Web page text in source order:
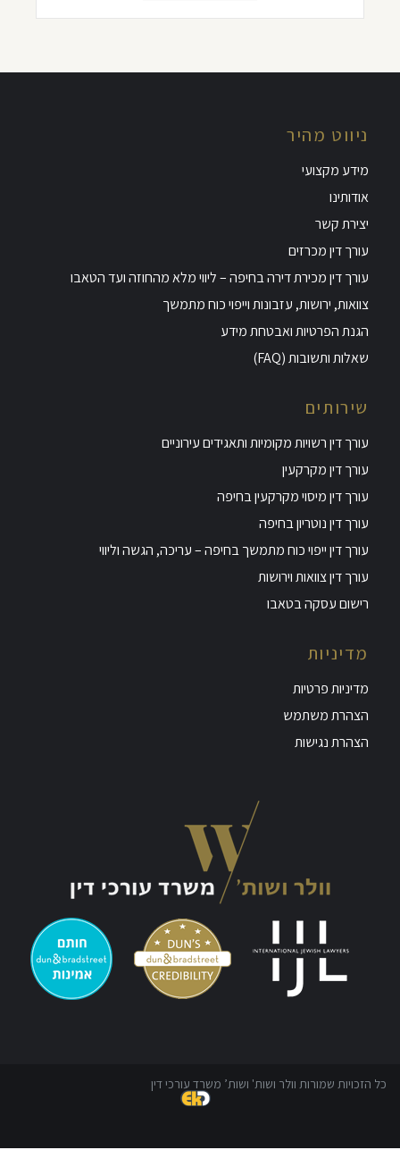
ניווט מהיר
מידע מקצועי
אודותינו
יצירת קשר
עורך דין מכרזים
עורך דין מכירת דירה בחיפה – ליווי מלא מהחוזה ועד הטאבו
צוואות, ירושות, עזבונות וייפוי כוח מתמשך
הגנת הפרטיות ואבטחת מידע
שאלות ותשובות (FAQ)
שירותים
עורך דין רשויות מקומיות ותאגידים עירוניים
עורך דין מקרקעין
עורך דין מיסוי מקרקעין בחיפה
עורך דין נוטריון בחיפה
עורך דין ייפוי כוח מתמשך בחיפה – עריכה, הגשה וליווי
עורך דין צוואות וירושות
רישום עסקה בטאבו
מדיניות
מדיניות פרטיות
הצהרת משתמש
הצהרת נגישות
כל הזכויות שמורות וולר ושות' ושות’ משרד עורכי דין